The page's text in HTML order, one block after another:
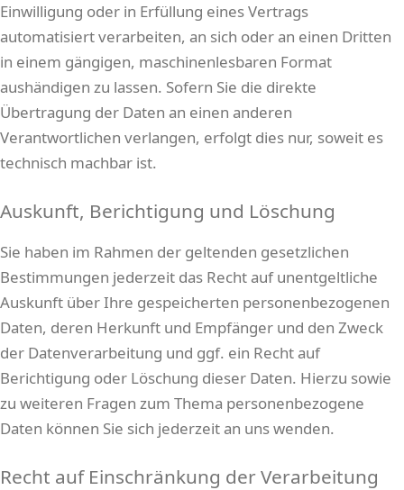
Einwilligung oder in Erfüllung eines Vertrags
automatisiert verarbeiten, an sich oder an einen Dritten
in einem gängigen, maschinenlesbaren Format
aushändigen zu lassen. Sofern Sie die direkte
Übertragung der Daten an einen anderen
Verantwortlichen verlangen, erfolgt dies nur, soweit es
technisch machbar ist.
Auskunft, Berichtigung und Löschung
Sie haben im Rahmen der geltenden gesetzlichen
Bestimmungen jederzeit das Recht auf unentgeltliche
Auskunft über Ihre gespeicherten personenbezogenen
Daten, deren Herkunft und Empfänger und den Zweck
der Datenverarbeitung und ggf. ein Recht auf
Berichtigung oder Löschung dieser Daten. Hierzu sowie
zu weiteren Fragen zum Thema personenbezogene
Daten können Sie sich jederzeit an uns wenden.
Recht auf Einschränkung der Verarbeitung